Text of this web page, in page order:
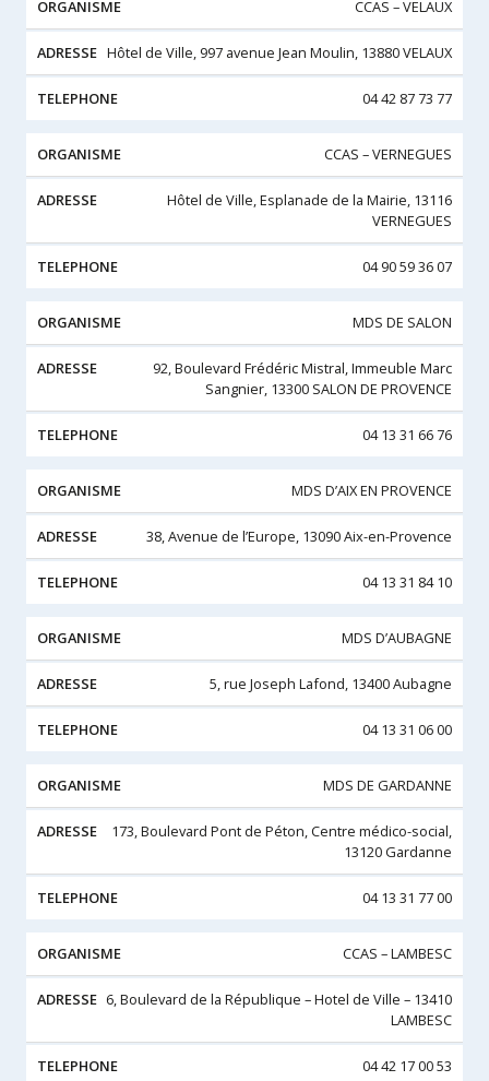
CCAS – VELAUX
Hôtel de Ville, 997 avenue Jean Moulin, 13880 VELAUX
04 42 87 73 77
CCAS – VERNEGUES
Hôtel de Ville, Esplanade de la Mairie, 13116
VERNEGUES
04 90 59 36 07
MDS DE SALON
92, Boulevard Frédéric Mistral, Immeuble Marc
Sangnier, 13300 SALON DE PROVENCE
04 13 31 66 76
MDS D’AIX EN PROVENCE
38, Avenue de l’Europe, 13090 Aix-en-Provence
04 13 31 84 10
MDS D’AUBAGNE
5, rue Joseph Lafond, 13400 Aubagne
04 13 31 06 00
MDS DE GARDANNE
173, Boulevard Pont de Péton, Centre médico-social,
13120 Gardanne
04 13 31 77 00
CCAS – LAMBESC
6, Boulevard de la République – Hotel de Ville – 13410
LAMBESC
04 42 17 00 53